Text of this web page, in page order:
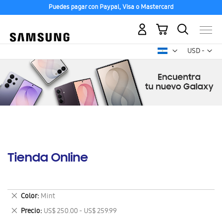
Puedes pagar con Paypal, Visa o Mastercard
USD -
dólar
Mi carrito
Tienda Online
Color Mint
Eliminar
este
artículo
Precio US$ 250.00 - US$ 259.99
Eliminar